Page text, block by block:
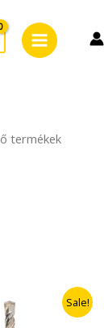
Menu
termékek
Sale!